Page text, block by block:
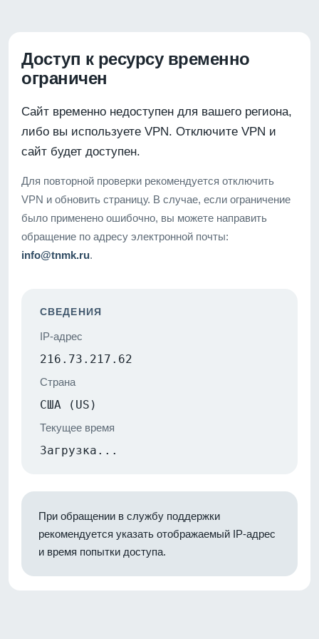
Доступ к ресурсу временно
ограничен
Сайт временно недоступен для вашего региона,
либо вы используете VPN. Отключите VPN и
сайт будет доступен.
Для повторной проверки рекомендуется отключить
VPN и обновить страницу. В случае, если ограничение
было применено ошибочно, вы можете направить
обращение по адресу электронной почты:
info@tnmk.ru.
СВЕДЕНИЯ
IP-адрес
216.73.217.62
Страна
США (US)
Текущее время
Загрузка...
При обращении в службу поддержки
рекомендуется указать отображаемый IP-адрес
и время попытки доступа.